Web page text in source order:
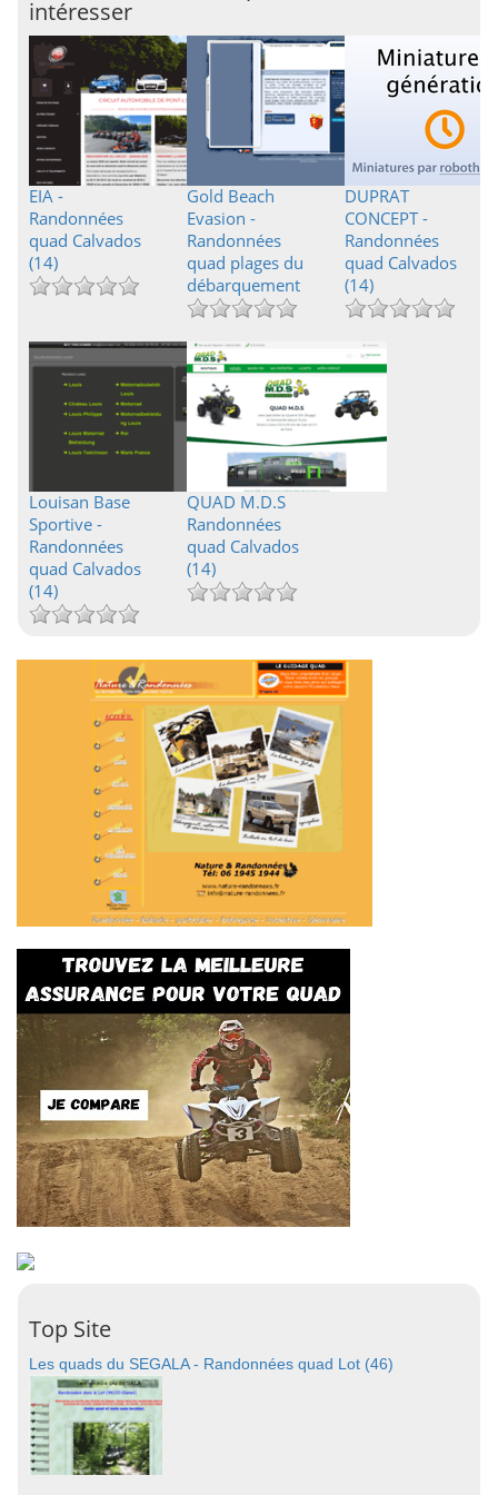
intéresser
EIA -
Randonnées
quad Calvados
(14)
Gold Beach
Evasion -
Randonnées
quad plages du
débarquement
DUPRAT
CONCEPT -
Randonnées
quad Calvados
(14)
Louisan Base
Sportive -
Randonnées
quad Calvados
(14)
QUAD M.D.S
Randonnées
quad Calvados
(14)
Top Site
Les quads du SEGALA - Randonnées quad Lot (46)